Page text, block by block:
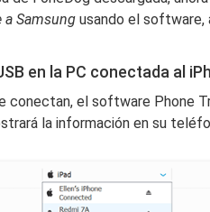
a Samsung usando el software,
en la PC conectada al
conectan, el software Phone
la información en su